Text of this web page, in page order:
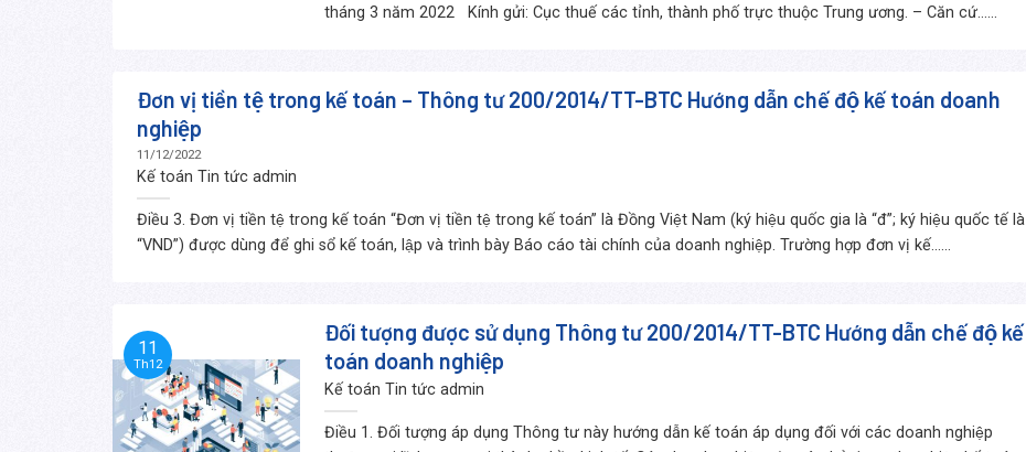
tháng 3 năm 2022 Kính gửi: Cục thuế các tỉnh, thành phố trực thuộc Trung ương. – Căn cứ......
Đơn vị tiền tệ trong kế toán – Thông tư 200/2014/TT-BTC Hướng dẫn chế độ kế toán doanh
nghiệp
11/12/2022
Kế toán Tin tức admin
Điều 3. Đơn vị tiền tệ trong kế toán “Đơn vị tiền tệ trong kế toán” là Đồng Việt Nam (ký hiệu quốc gia là “đ”; ký hiệu quốc tế là
“VND”) được dùng để ghi sổ kế toán, lập và trình bày Báo cáo tài chính của doanh nghiệp. Trường hợp đơn vị kế......
Đối tượng được sử dụng Thông tư 200/2014/TT-BTC Hướng dẫn chế độ kế
toán doanh nghiệp
Kế toán Tin tức admin
Điều 1. Đối tượng áp dụng Thông tư này hướng dẫn kế toán áp dụng đối với các doanh nghiệp
11
Th12